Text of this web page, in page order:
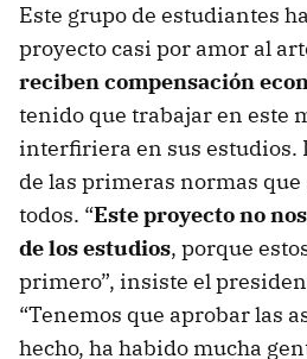
Este grupo de estudiantes
proyecto casi por amor al
reciben compensación
tenido que trabajar en este
interfiriera en sus estudios.
de las primeras normas
todos. “Este proyecto no
de los estudios, porque
primero”, insiste el
“Tenemos que aprobar las
hecho, ha habido mucha